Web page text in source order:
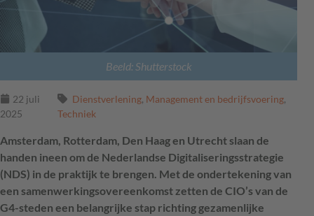
Beeld: Shutterstock
22 juli
2025
Dienstverlening, Management en bedrijfsvoering,
Techniek
Amsterdam, Rotterdam, Den Haag en Utrecht slaan de
handen ineen om de Nederlandse Digitaliseringsstrategie
(NDS) in de praktijk te brengen. Met de ondertekening van
een samenwerkingsovereenkomst zetten de CIO’s van de
G4-steden een belangrijke stap richting gezamenlijke